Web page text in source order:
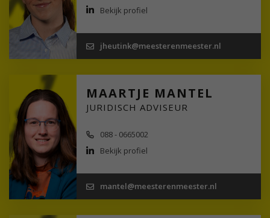
Bekijk profiel
jheutink@meesterenmeester.nl
MAARTJE MANTEL
JURIDISCH ADVISEUR
088 - 0665002
Bekijk profiel
mantel@meesterenmeester.nl